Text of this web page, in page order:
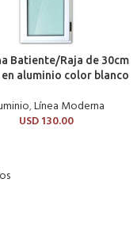
Batiente/Raja de 30cm
en aluminio color blanco
,Línea Moderna
USD130.00